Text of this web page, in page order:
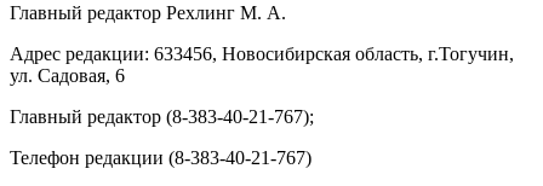
Главный редактор Рехлинг М. А.
Адрес редакции: 633456, Новосибирская область, г.Тогучин,
ул. Садовая, 6
Главный редактор (8-383-40-21-767);
Телефон редакции (8-383-40-21-767)